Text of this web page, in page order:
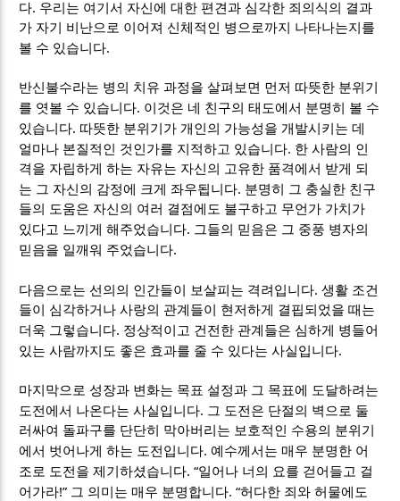
다. 우리는 여기서 자신에 대한 편견과 심각한 죄의식의 결과
가 자기 비난으로 이어져 신체적인 병으로까지 나타나는지를
볼 수 있습니다.
반신불수라는 병의 치유 과정을 살펴보면 먼저 따뜻한 분위기
를 엿볼 수 있습니다. 이것은 네 친구의 태도에서 분명히 볼 수
있습니다. 따뜻한 분위기가 개인의 가능성을 개발시키는 데
얼마나 본질적인 것인가를 지적하고 있습니다. 한 사람의 인
격을 자립하게 하는 자유는 자신의 고유한 품격에서 받게 되
는 그 자신의 감정에 크게 좌우됩니다. 분명히 그 충실한 친구
들의 도움은 자신의 여러 결점에도 불구하고 무언가 가치가
있다고 느끼게 해주었습니다. 그들의 믿음은 그 중풍 병자의
믿음을 일깨워 주었습니다.
다음으로는 선의의 인간들이 보살피는 격려입니다.생활 조건
들이 심각하거나 사랑의 관계들이 현저하게 결핍되었을 때는
더욱 그렇습니다. 정상적이고 건전한 관계들은 심하게 병들어
있는 사람까지도 좋은 효과를 줄 수 있다는 사실입니다.
마지막으로 성장과 변화는 목표 설정과 그 목표에 도달하려는
도전에서 나온다는 사실입니다. 그 도전은 단절의 벽으로 둘
러싸여 돌파구를 단단히 막아버리는 보호적인 수용의 분위기
에서 벗어나게 하는 도전입니다.예수께서는 매우 분명한 어
조로 도전을 제기하셨습니다. “일어나 너의 요를 걷어들고 걸
어가라!” 그 의미는 매우 분명합니다. “허다한 죄와 허물에도